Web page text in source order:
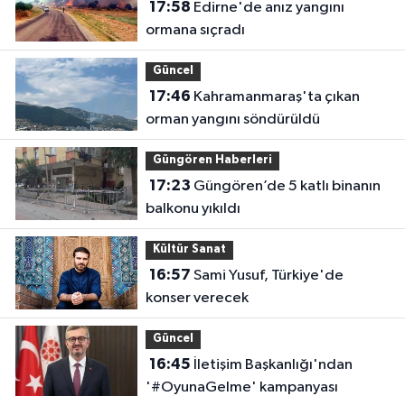
17:58
ormana sıçradı
Güncel
17:46
orman yangını söndürüldü
Güngören Haberleri
17:23
balkonu yıkıldı
Kültür Sanat
16:57
konser verecek
Güncel
16:45
'#OyunaGelme' kampanyası